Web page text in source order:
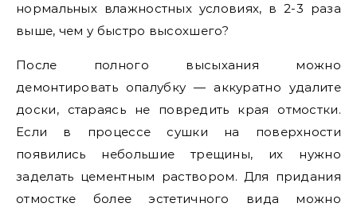
нормальных влажностных условиях, в 2-3 раза
выше, чем у быстро высохшего?
После полного высыхания можно
демонтировать опалубку — аккуратно удалите
доски, стараясь не повредить края отмостки.
Если в процессе сушки на поверхности
появились небольшие трещины, их нужно
заделать цементным раствором. Для придания
отмостке более эстетичного вида можно